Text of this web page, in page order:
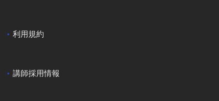
利用規約
講師採用情報